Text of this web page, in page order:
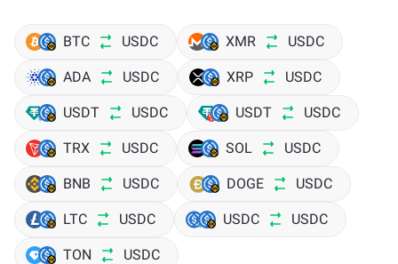
BTC USDC XMR USDC
ADA USDC XRP USDC
USDT USDC USDT USDC
TRX USDC SOL USDC
BNB USDC DOGE USDC
LTC USDC USDC USDC
TON USDC